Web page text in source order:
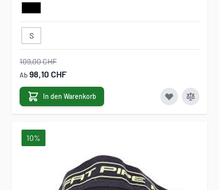
S
109,00 CHF
Ab 98,10 CHF
In den Warenkorb
10%